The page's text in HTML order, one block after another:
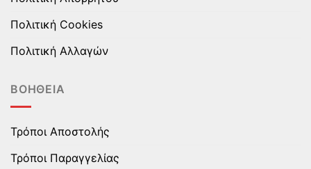
Πολιτική Cookies
Πολιτική Αλλαγών
ΒΟΉΘΕΙΑ
Τρόποι Αποστολής
Τρόποι Παραγγελίας